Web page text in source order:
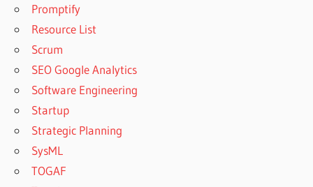
Promptify
Resource List
Scrum
SEO Google Analytics
Software Engineering
Startup
Strategic Planning
SysML
TOGAF